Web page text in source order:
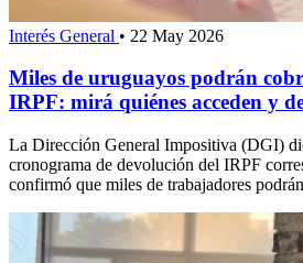
Interés General • 22 May 2026
Miles de uruguayos podrán
IRPF: mirá quiénes acceden y
La Dirección General Impositiva (DGI)
cronograma de devolución del IRPF
confirmó que miles de trabajadores